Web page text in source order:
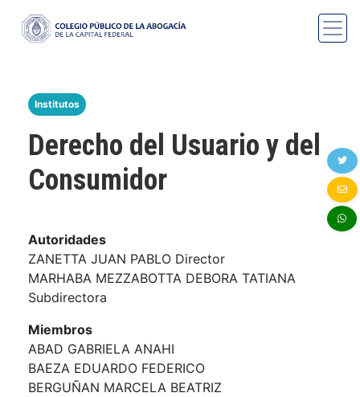
Institutos
Derecho del Usuario y del
Consumidor
Autoridades
ZANETTA JUAN PABLO Director
MARHABA MEZZABOTTA DEBORA TATIANA
Subdirectora
Miembros
ABAD GABRIELA ANAHI
BAEZA EDUARDO FEDERICO
BERGUÑAN MARCELA BEATRIZ